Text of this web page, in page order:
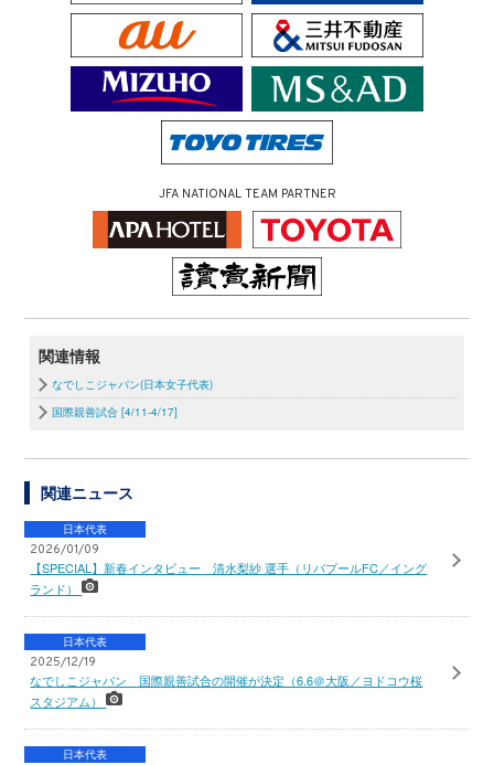
JFA NATIONAL TEAM PARTNER
関連情報
なでしこジャパン(日本女子代表)
国際親善試合 [4/11-4/17]
関連ニュース
日本代表
2026/01/09
【SPECIAL】新春インタビュー 清水梨紗 選手（リバプールFC／イング
ランド）
日本代表
2025/12/19
なでしこジャパン 国際親善試合の開催が決定（6.6＠大阪／ヨドコウ桜
スタジアム）
日本代表